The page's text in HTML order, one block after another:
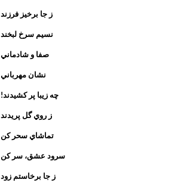
ز جا برخيز فرزند
نسيم سرخ لبخند
صفا و شادماني
نشان مهرباني
چه زيبا پر كشيدند!
ز روي گل پريدند
تماشاي سحر كن
سرود عشق، سر كن
ز جا برخاستم زود